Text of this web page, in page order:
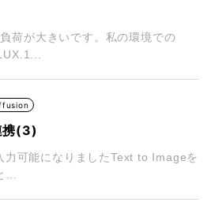
荷が大きいです。私の環境での
携(3)
力可能になりましたText to Imageを